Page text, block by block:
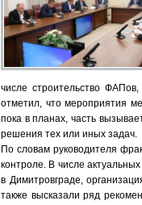
числе строительство
отметил, что мероприятия
пока в планах, часть
решения тех или иных задач.
По словам руководителя
контроле. В числе
в Димитровграде,
также высказали ряд